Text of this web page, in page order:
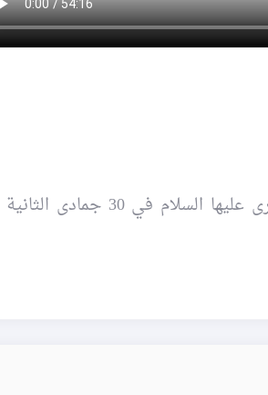
~ إحياء ليالي شهر رجب في حسينية الصدّيقة الكبرى عليها السلام في 30 جمادى الثانية